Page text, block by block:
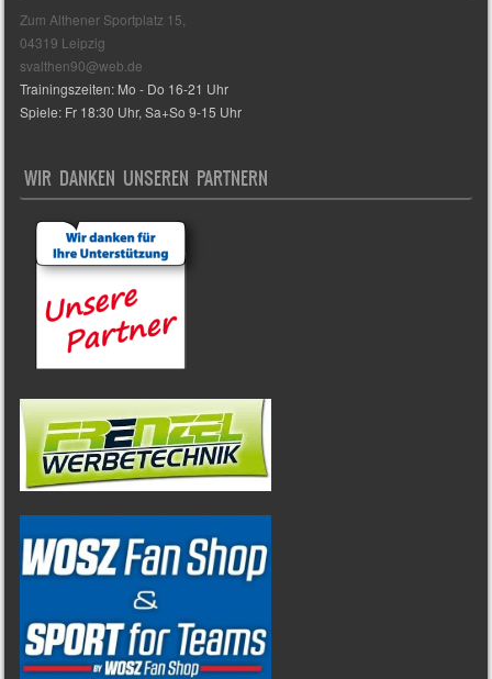
Zum Althener Sportplatz 15,
04319 Leipzig
svalthen90@web.de
Trainingszeiten: Mo - Do 16-21 Uhr
Spiele: Fr 18:30 Uhr, Sa+So 9-15 Uhr
WIR DANKEN UNSEREN PARTNERN